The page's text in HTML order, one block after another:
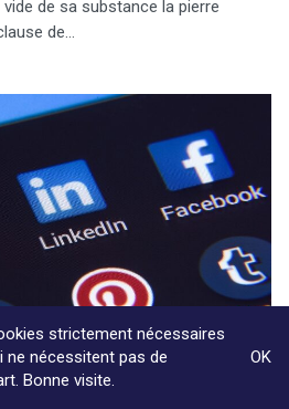
de sa substance la pierre
de…
strictement nécessaires
nécessitent pas de
Bonne visite.
OK